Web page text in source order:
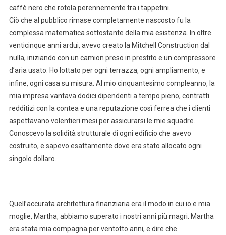
caffè nero che rotola perennemente tra i tappetini.
Ciò che al pubblico rimase completamente nascosto fu la
complessa matematica sottostante della mia esistenza. In oltre
venticinque anni ardui, avevo creato la Mitchell Construction dal
nulla, iniziando con un camion preso in prestito e un compressore
d’aria usato. Ho lottato per ogni terrazza, ogni ampliamento, e
infine, ogni casa su misura. Al mio cinquantesimo compleanno, la
mia impresa vantava dodici dipendenti a tempo pieno, contratti
redditizi con la contea e una reputazione così ferrea che i clienti
aspettavano volentieri mesi per assicurarsi le mie squadre.
Conoscevo la solidità strutturale di ogni edificio che avevo
costruito, e sapevo esattamente dove era stato allocato ogni
singolo dollaro.
Quell’accurata architettura finanziaria era il modo in cui io e mia
moglie, Martha, abbiamo superato i nostri anni più magri. Martha
era stata mia compagna per ventotto anni, e dire che